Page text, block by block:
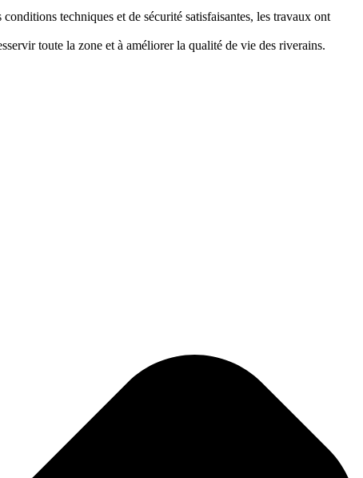
techniques et de sécurité satisfaisantes, les travaux ont
toute la zone et à améliorer la qualité de vie des riverains.